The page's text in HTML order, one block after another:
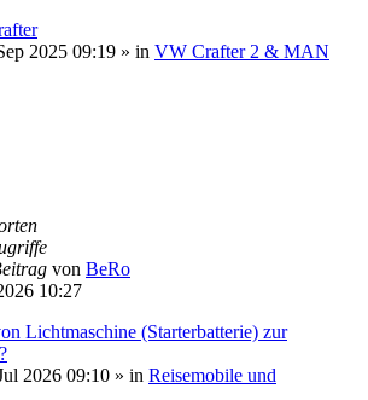
2025 09:19 » in VW Crafter 2 & MAN
von BeRo
10:27
Lichtmaschine (Starterbatterie) zur
2026 09:10 » in Reisemobile und